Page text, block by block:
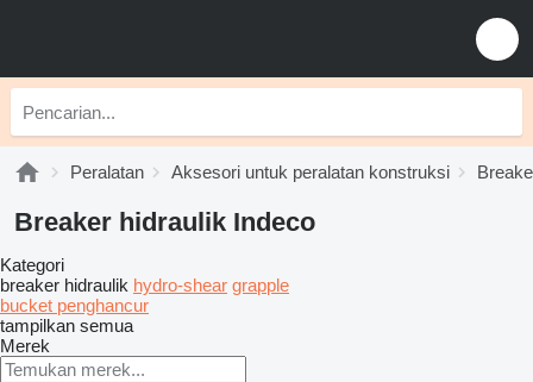
Peralatan Aksesori untuk peralatan konstruksi
Breaker hidraulik Indeco
Kategori
breaker hidraulik hydro-shear grapple
bucket penghancur
tampilkan semua
Merek